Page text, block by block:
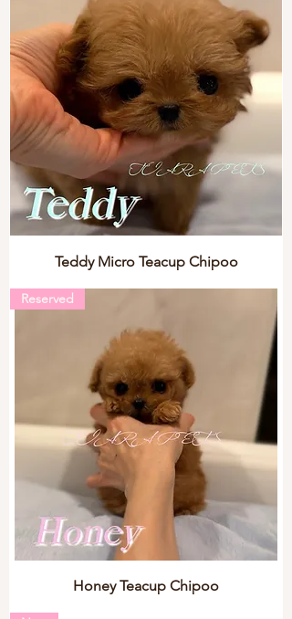
Teddy Micro Teacup Chipoo
Reserved
Honey Teacup Chipoo